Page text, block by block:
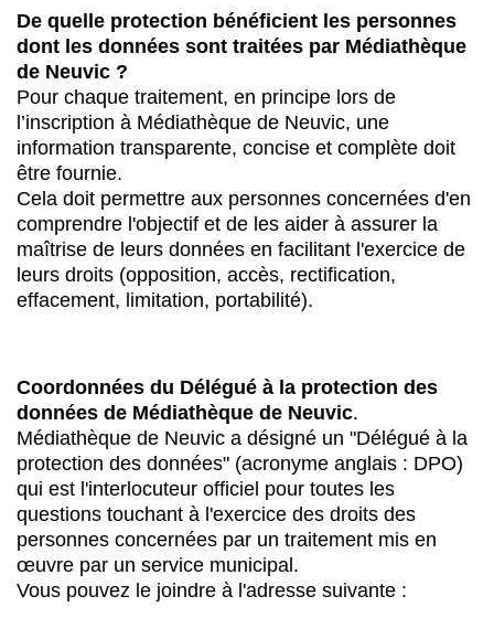
De quelle protection bénéficient les personnes
dont les données sont traitées par Médiathèque
de Neuvic ?
Pour chaque traitement, en principe lors de
l’inscription à Médiathèque de Neuvic, une
information transparente, concise et complète doit
être fournie.
Cela doit permettre aux personnes concernées d'en
comprendre l'objectif et de les aider à assurer la
maîtrise de leurs données en facilitant l'exercice de
leurs droits (opposition, accès, rectification,
effacement, limitation, portabilité).
Coordonnées du Délégué à la protection des
données de Médiathèque de Neuvic.
Médiathèque de Neuvic a désigné un "Délégué à la
protection des données" (acronyme anglais : DPO)
qui est l'interlocuteur officiel pour toutes les
questions touchant à l'exercice des droits des
personnes concernées par un traitement mis en
œuvre par un service municipal.
Vous pouvez le joindre à l'adresse suivante :